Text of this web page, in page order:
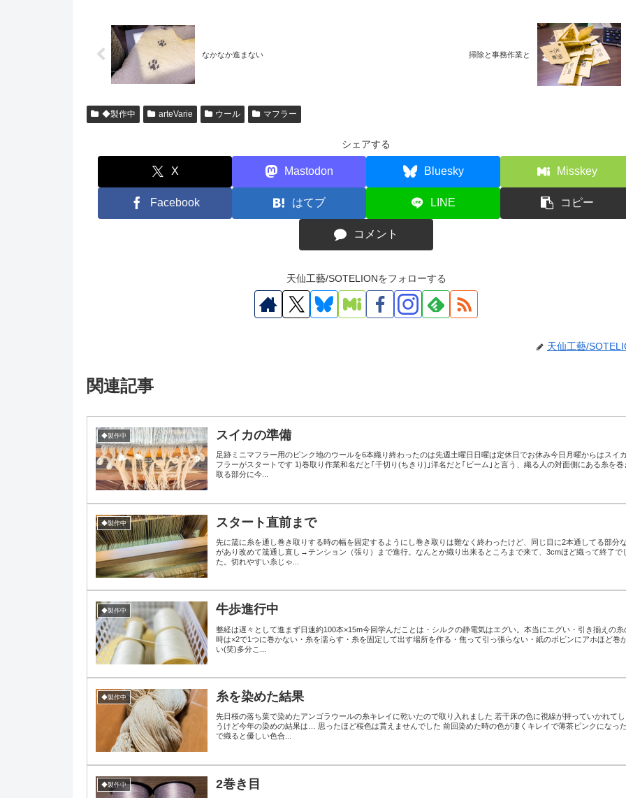
なかなか進まない 掃除と事務作業と
◆製作中 arteVarie ウール マフラー
シェアする
X Mastodon Bluesky Misskey
Facebook はてブ LINE コピー
コメント
天仙工藝/SOTELIONをフォローする
天仙工藝/
関連記事
◆製作中 スイカの準備
足跡ミニマフラー用のピンク地のウールを6本織り終わったのは先週土曜日日曜は定休日でお休み今日月曜からはスイ
フラーがスタートです 1)巻取り作業和名だと｢千切り(ちきり)｣洋名だと｢ビーム｣と言う、織る人の対面側にある糸を巻
取る部分に今...
◆製作中 スタート直前まで
先に筬に糸を通し巻き取りする時の幅を固定するようにし巻き取りは難なく終わったけど、同じ目に2本通してる部分
があり改めて筬通し直し→テンション（張り）まで進行。なんとか織り出来るところまで来て、3cmほど織って終了で
た。切れやすい糸じゃ...
◆製作中 牛歩進行中
整経は遅々として進まず日速約100本×15m今回学んだことは・シルクの静電気はエグい。本当にエグい・引き揃えの糸
時は×2で1つに巻かない・糸を濡らす・糸を固定して出す場所を作る・焦って引っ張らない・紙のボビンにアホほど巻
い(笑)多分こ...
◆製作中 糸を染めた結果
先日桜の落ち葉で染めたアンゴラウールの糸キレイに乾いたので取り入れました 若干床の色に視線が持っていかれてし
うけど今年の染めの結果は… 思ったほど桜色は貰えませんでした 前回染めた時の色が凄くキレイで薄茶ピンクになっ
で織ると優しい色合...
◆製作中 2巻き目